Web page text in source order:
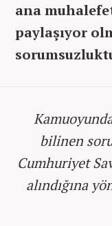
ana
paylaşıyor
bilinen
Cumhuriyet
alındığına